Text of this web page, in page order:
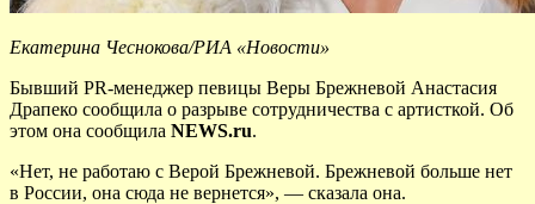
Екатерина Чеснокова/РИА «Новости»
Бывший PR-менеджер певицы Веры Брежневой Анастасия
Драпеко сообщила о разрыве сотрудничества с артисткой. Об
этом она сообщила NEWS.ru.
«Нет, не работаю с Верой Брежневой. Брежневой больше нет
в России, она сюда не вернется», — сказала она.